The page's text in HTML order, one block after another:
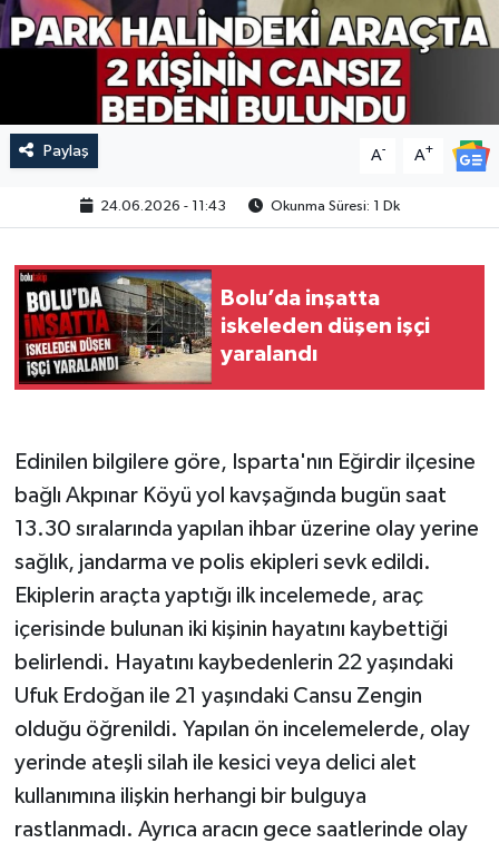
Paylaş A- A+
24.06.2026 - 11:43 Okunma Süresi: 1 Dk
Bolu’da inşatta
iskeleden düşen işçi
yaralandı
Edinilen bilgilere göre, Isparta'nın Eğirdir ilçesine
bağlı Akpınar Köyü yol kavşağında bugün saat
13.30 sıralarında yapılan ihbar üzerine olay yerine
sağlık, jandarma ve polis ekipleri sevk edildi.
Ekiplerin araçta yaptığı ilk incelemede, araç
içerisinde bulunan iki kişinin hayatını kaybettiği
belirlendi. Hayatını kaybedenlerin 22 yaşındaki
Ufuk Erdoğan ile 21 yaşındaki Cansu Zengin
olduğu öğrenildi. Yapılan ön incelemelerde, olay
yerinde ateşli silah ile kesici veya delici alet
kullanımına ilişkin herhangi bir bulguya
rastlanmadı. Ayrıca aracın gece saatlerinde olay